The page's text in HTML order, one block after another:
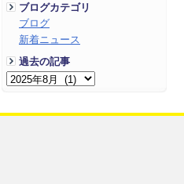
ブログカテゴリ
ブログ
新着ニュース
過去の記事